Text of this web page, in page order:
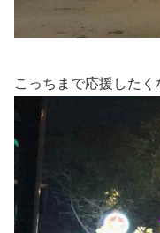
こっちまで応援したく